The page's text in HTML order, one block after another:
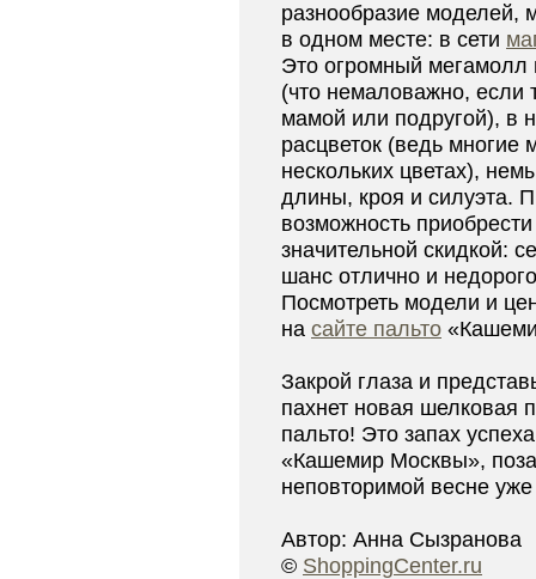
разнообразие моделей,
в одном месте: в сети
Это огромный мегамолл
(что немаловажно,
мамой или подругой), в
расцветок (ведь
нескольких цветах),
длины, кроя и силуэта.
возможность
значительной скидкой:
шанс отлично и
Посмотреть модели и
на сайте пальто
Закрой глаза и
пахнет новая шелковая
пальто! Это запах
«Кашемир Москвы»,
неповторимой весне
Автор: Анна Сызранова
© ShoppingCenter.ru